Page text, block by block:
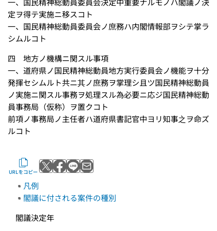
凡例
閣議に付される案件の種別
閣議決定年
定ヲ得テ実施ニ移スコト
一、国民精神総動員委員会ノ庶務ハ内閣情報部ヲシテ掌ラ
シムルコト
四 地方ノ機構ニ関スル事項
一、道府県ノ国民精神総動員地方実行委員会ノ機能ヲ十分
発揮セシムルト共ニ其ノ庶務ヲ掌理シ且ツ国民精神総動員
ノ実施ニ関スル事務ヲ処理スル為必要ニ応ジ国民精神総動
員事務局（仮称）ヲ置クコト
前項ノ事務局ノ主任者ハ道府県書記官中ヨリ知事之ヲ命ズ
ルコト
URLをコピー Xでポストする
Facebookでシェアする
LINEで送る
メールで送る